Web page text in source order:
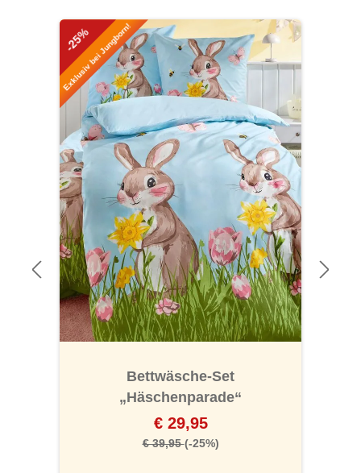
Produktgalerie überspringen
-25%
Exklusiv bei Jungborn!
Bettwäsche-Set
„Häschenparade“
€ 29,95
€ 39,95(-25%)